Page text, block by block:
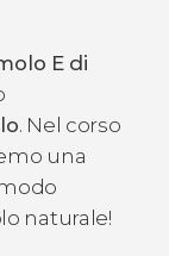
E di
. Nel corso
una
naturale!